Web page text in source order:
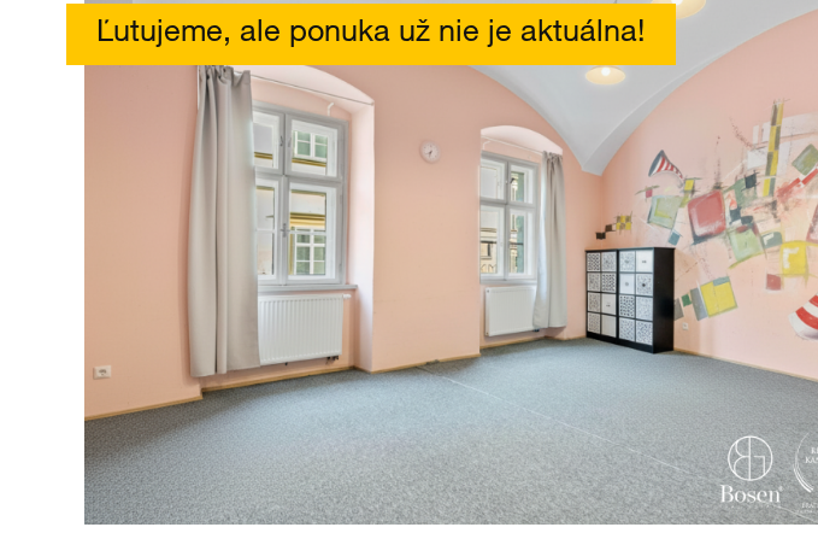
Ľutujeme, ale ponuka už nie je aktuálna!